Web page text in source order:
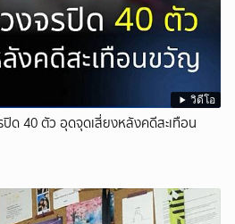
วิดีโอ
40 ตัว อุดจุดเสี่ยงหลังคดีสะเทือน